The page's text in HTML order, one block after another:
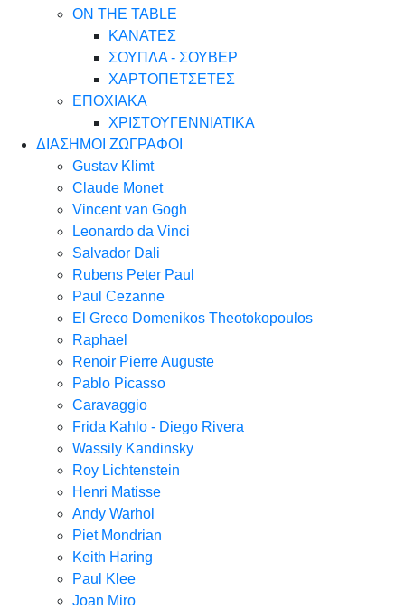
ON THE TABLE
ΚΑΝΑΤΕΣ
ΣΟΥΠΛΑ - ΣΟΥΒΕΡ
ΧΑΡΤΟΠΕΤΣΕΤΕΣ
ΕΠΟΧΙΑΚΑ
ΧΡΙΣΤΟΥΓΕΝΝΙΑΤΙΚΑ
ΔΙΑΣΗΜΟΙ ΖΩΓΡΑΦΟΙ
Gustav Klimt
Claude Monet
Vincent van Gogh
Leonardo da Vinci
Salvador Dali
Rubens Peter Paul
Paul Cezanne
El Greco Domenikos Theotokopoulos
Raphael
Renoir Pierre Auguste
Pablo Picasso
Caravaggio
Frida Kahlo - Diego Rivera
Wassily Kandinsky
Roy Lichtenstein
Henri Matisse
Andy Warhol
Piet Mondrian
Keith Haring
Paul Klee
Joan Miro